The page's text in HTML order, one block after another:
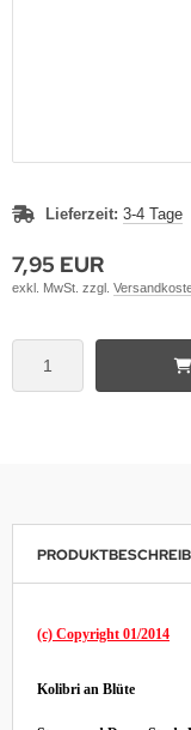
Lieferzeit: 3-4 Tage
7,95 EUR
exkl. MwSt. zzgl.
(c) Copyright 01/2014
Kolibri an Blüte